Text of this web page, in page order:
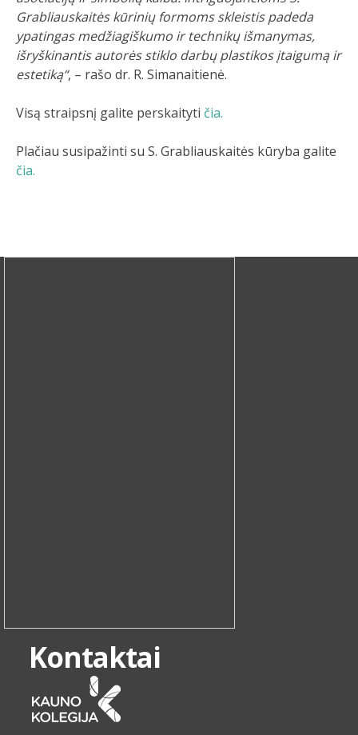
Grabliauskaitės kūrinių formoms skleistis padeda
ypatingas medžiagiškumo ir technikų išmanymas,
išryškinantis autorės stiklo darbų plastikos įtaigumą ir
estetiką“, – rašo dr. R. Simanaitienė.
Visą straipsnį galite perskaityti čia.
Plačiau susipažinti su S. Grabliauskaitės kūryba galite
čia.
Kontaktai